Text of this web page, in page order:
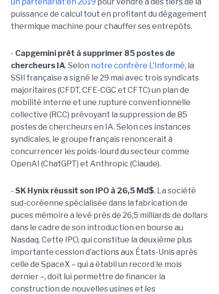
puissance de calcul tout en profitant du dégagement
thermique machine pour chauffer ses entrepôts.
- Capgemini prêt à supprimer 85 postes de
chercheurs IA. Selon notre confrère L'Informé, la
SSII française a signé le 29 mai avec trois syndicats
majoritaires (CFDT, CFE-CGC et CFTC) un plan de
mobilité interne et une rupture conventionnelle
collective (RCC) prévoyant la suppression de 85
postes de chercheurs en IA. Selon ces instances
syndicales, le groupe français renoncerait à
concurrencer les poids-lourd du secteur comme
OpenAI (ChatGPT) et Anthropic (Claude).
- SK Hynix réussit son IPO à 26,5 Md$. La société
sud-coréenne spécialisée dans la fabrication de
puces mémoire a levé près de 26,5 milliards de dollars
dans le cadre de son introduction en bourse au
Nasdaq. Cette IPO, qui constitue la deuxième plus
importante cession d’actions aux États-Unis après
celle de SpaceX – qui a établi un record le mois
dernier –, doit lui permettre de financer la
construction de nouvelles usines et les